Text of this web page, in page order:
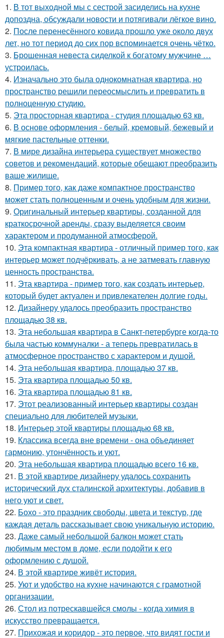
1. В тот выходной мы с сестрой засиделись на кухне
допоздна, обсуждали новости и потягивали лёгкое вино.
2. После перенесённого ковида прошло уже около двух
лет, но тот период до сих пор вспоминается очень чётко.
3. Брошенная невеста сиделкой к богатому мужчине …
устроилась.
4. Изначально это была однокомнатная квартира, но
пространство решили переосмыслить и превратить в
полноценную студию.
5. Эта просторная квартира - студия площадью 63 кв.
6. В основе оформления - белый, кремовый, бежевый и
мягкие пастельные оттенки.
7. В мире дизайна интерьера существует множество
советов и рекомендаций, которые обещают преобразить
ваше жилище.
8. Пример того, как даже компактное пространство
может стать полноценным и очень удобным для жизни.
9. Оригинальный интерьер квартиры, созданной для
краткосрочной аренды, сразу выделяется своим
характером и продуманной атмосферой.
10. Эта компактная квартира - отличный пример того, как
интерьер может подчёркивать, а не затмевать главную
ценность пространства.
11. Эта квартира - пример того, как создать интерьер,
который будет актуален и привлекателен долгие годы.
12. Дизайнеру удалось преобразить пространство
площадью 38 кв.
13. Эта небольшая квартира в Санкт-петербурге когда-то
была частью коммуналки - а теперь превратилась в
атмосферное пространство с характером и душой.
14. Эта небольшая квартира, площадью 37 кв.
15. Эта квартира площадью 50 кв.
16. Эта квартира площадью 81 кв.
17. Этот реализованный интерьер квартиры создан
специально для любителей музыки.
18. Интерьер этой квартиры площадью 68 кв.
19. Классика всегда вне времени - она объединяет
гармонию, утончённость и уют.
20. Эта небольшая квартира площадью всего 16 кв.
21. В этой квартире дизайнеру удалось сохранить
исторический дух сталинской архитектуры, добавив в
него уют и свет.
22. Бохо - это праздник свободы, цвета и текстур, где
каждая деталь рассказывает свою уникальную историю.
23. Даже самый небольшой балкон может стать
любимым местом в доме, если подойти к его
оформлению с душой.
24. В этой квартире живёт история.
25. Уют и удобство на кухне начинаются с грамотной
организации.
26. Стол из потрескавшейся смолы - когда химия в
искусство превращается.
27. Прихожая и коридор - это первое, что видят гости и